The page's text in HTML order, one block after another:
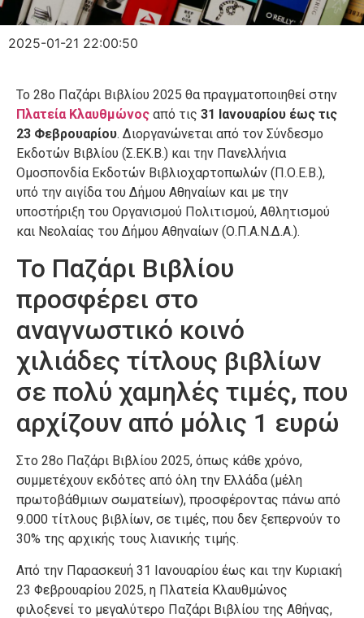
2025-01-21 22:00:50
Το 28ο Παζάρι Βιβλίου 2025 θα πραγματοποιηθεί στην
Πλατεία Κλαυθμώνος από τις 31 Ιανουαρίου έως τις
23 Φεβρουαρίου. Διοργανώνεται από τον Σύνδεσμο
Εκδοτών Βιβλίου (Σ.ΕΚ.Β.) και την Πανελλήνια
Ομοσπονδία Εκδοτών Βιβλιοχαρτοπωλών (Π.Ο.Ε.Β.),
υπό την αιγίδα του Δήμου Αθηναίων και με την
υποστήριξη του Οργανισμού Πολιτισμού, Αθλητισμού
και Νεολαίας του Δήμου Αθηναίων (Ο.Π.Α.Ν.Δ.Α.).
Το Παζάρι Βιβλίου
προσφέρει στο
αναγνωστικό κοινό
χιλιάδες τίτλους βιβλίων
σε πολύ χαμηλές τιμές, που
αρχίζουν από μόλις 1 ευρώ
Στο 28ο Παζάρι Βιβλίου 2025, όπως κάθε χρόνο,
συμμετέχουν εκδότες από όλη την Ελλάδα (μέλη
πρωτοβάθμιων σωματείων), προσφέροντας πάνω από
9.000 τίτλους βιβλίων, σε τιμές, που δεν ξεπερνούν το
30% της αρχικής τους λιανικής τιμής.
Από την Παρασκευή 31 Ιανουαρίου έως και την Κυριακή
23 Φεβρουαρίου 2025, η Πλατεία Κλαυθμώνος
φιλοξενεί το μεγαλύτερο Παζάρι Βιβλίου της Αθήνας,